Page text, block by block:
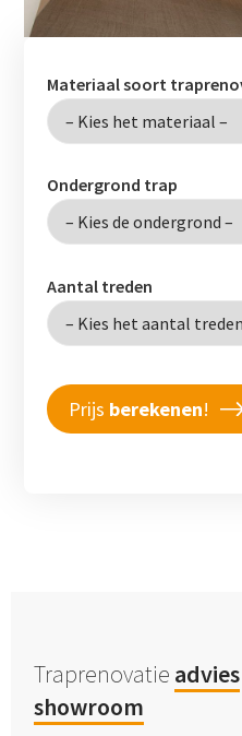
Materiaal soort
Ondergrond trap
Aantal treden
Prijs berekenen!
Traprenovatie advies
showroom